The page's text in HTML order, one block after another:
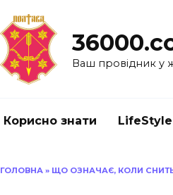
Ваш провідник у
Корисно знати LifeStyle
ГОЛОВНА » ЩО ОЗНАЧАЄ, КОЛИ